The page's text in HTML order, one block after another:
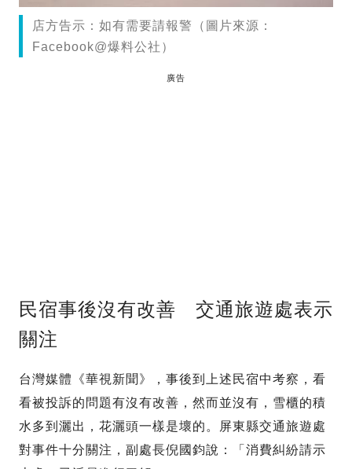
店方告示：如有需要請報警（圖片來源：
Facebook@爆料公社）
廣告
民宿事後沒有改善 交通旅遊處表示
關注
台灣媒體《華視新聞》，事後到上述民宿中考察，看
看被投訴的問題有沒有改善，然而並沒有，雪櫃的積
水多到灑出，花灑頭一樣是壞的。屏東縣交通旅遊處
對事件十分關注，副處長倪國鈞說：「消費糾紛請示